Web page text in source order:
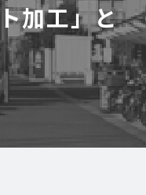
加工」と